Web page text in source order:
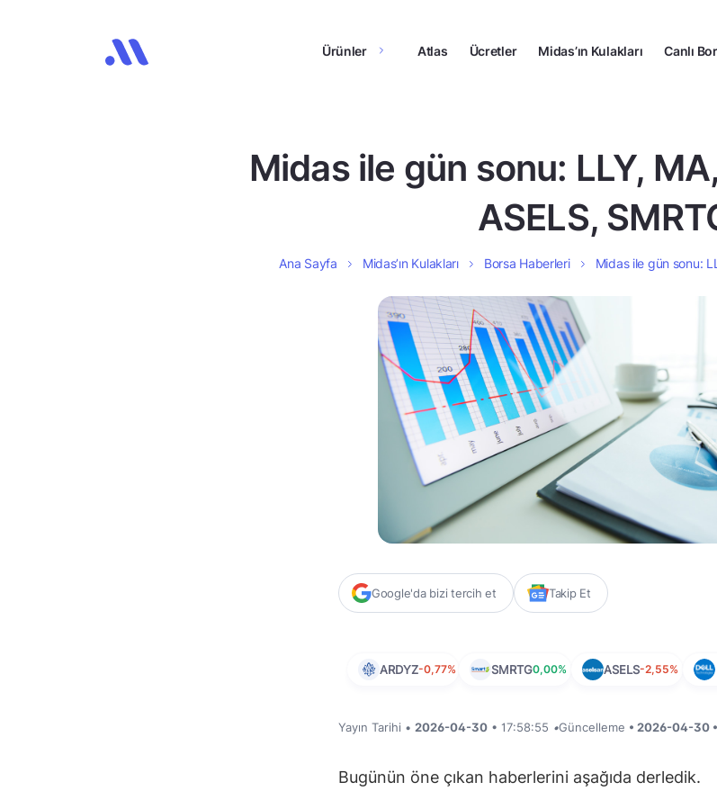
Ürünler Atlas Ücretler Midas’ın Kulakları Canlı
Midas ile gün sonu: LLY,
ASELS,
Ana Sayfa Midas’ın Kulakları Borsa Haberleri Midas ile gün sonu:
Google'da bizi tercih et Takip Et
ARDYZ-0,77% SMRTG0,00% ASELS-2,55%
Yayın Tarihi • 2026-04-30 • 17:58:55 •Güncelleme • 2026-04-30 •
Bugünün öne çıkan haberlerini aşağıda derledik.